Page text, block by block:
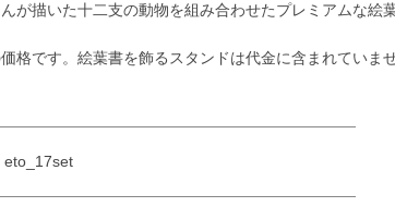
が描いた十二支の動物を組み合わせたプレミアムな絵葉
格です。絵葉書を飾るスタンドは代金に含まれていませ
eto_17set